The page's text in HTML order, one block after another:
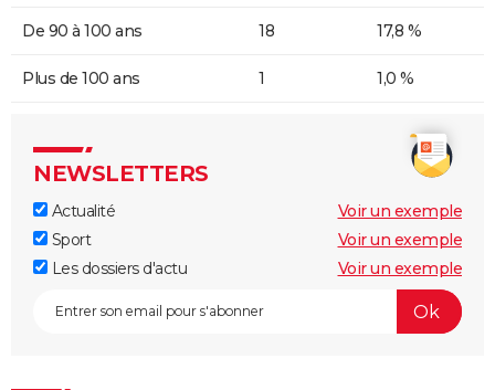
De 90 à 100 ans 18 17,8 %
Plus de 100 ans 1 1,0 %
NEWSLETTERS
Actualité
Voir un exemple
Sport
Voir un exemple
Les dossiers d'actu
Voir un exemple